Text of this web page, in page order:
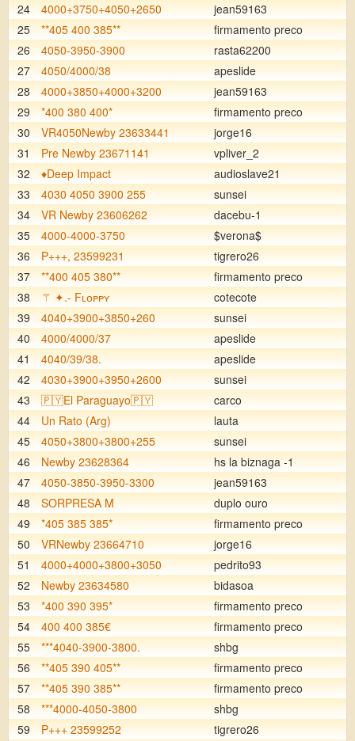
24
4000+3750+4050+2650
jean59163
25
**405 400 385**
firmamento preco
26
4050-3950-3900
rasta62200
27
4050/4000/38
apeslide
28
4000+3850+4000+3200
jean59163
29
*400 380 400*
firmamento preco
30
VR4050Newby 23633441
jorge16
31
Pre Newby 23671141
vpliver_2
32
♦️Deep Impact
audioslave21
33
4030 4050 3900 255
sunsei
34
VR Newby 23606262
dacebu-1
35
4000-4000-3750
$verona$
36
P+++, 23599231
tigrero26
37
**400 405 380**
firmamento preco
38
⚚ ✦.- Fʟᴏᴘᴘʏ
cotecote
39
4040+3900+3850+260
sunsei
40
4000/4000/37
apeslide
41
4040/39/38.
apeslide
42
4030+3900+3950+2600
sunsei
43
🇵🇾El Paraguayo🇵🇾
carco
44
Un Rato (Arg)
lauta
45
4050+3800+3800+255
sunsei
46
Newby 23628364
hs la biznaga -1
47
4050-3850-3950-3300
jean59163
48
SORPRESA M
duplo ouro
49
*405 385 385*
firmamento preco
50
VRNewby 23664710
jorge16
51
4000+4000+3800+3050
pedrito93
52
Newby 23634580
bidasoa
53
*400 390 395*
firmamento preco
54
400 400 385€
firmamento preco
55
***4040-3900-3800.
shbg
56
**405 390 405**
firmamento preco
57
**405 390 385**
firmamento preco
58
***4000-4050-3800
shbg
59
P+++ 23599252
tigrero26